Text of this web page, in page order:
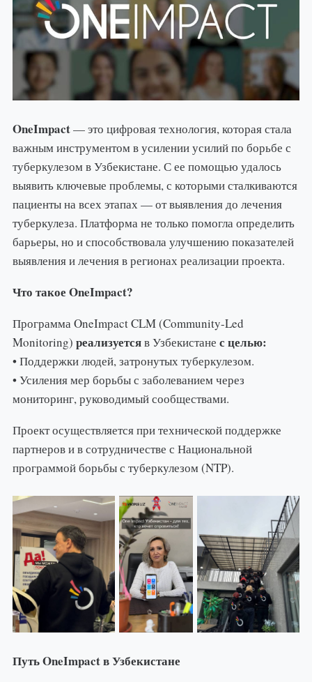
OneImpact— это цифровая технология, которая стала
важным инструментом в усилении усилий по борьбе с
туберкулезом в Узбекистане. С ее помощью удалось
выявить ключевые проблемы, с которыми сталкиваются
пациенты на всех этапах — от выявления до лечения
туберкулеза. Платформа не только помогла определить
барьеры, но и способствовала улучшению показателей
выявления и лечения в регионах реализации проекта.
Что такое OneImpact?
Программа OneImpact CLM (Community-Led
Monitoring) реализуетсяв Узбекистане с целью:
• Поддержки людей, затронутых туберкулезом.
• Усиления мер борьбы с заболеванием через
мониторинг, руководимый сообществами.
Проект осуществляется при технической поддержке
партнеров и в сотрудничестве с Национальной
программой борьбы с туберкулезом (NTP).
Путь OneImpact в Узбекистане